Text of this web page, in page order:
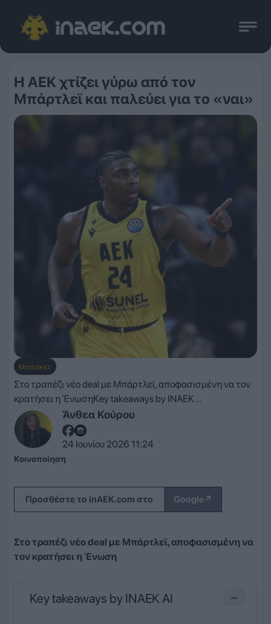
Η ΑΕΚ χτίζει γύρω από τον
Μπάρτλεϊ και παλεύει για το «ναι»
Μπάσκετ
Άνθεα Κούρου
24 Ιουνίου 2026 11:24
Στο τραπέζι νέο deal με Μπάρτλεϊ, αποφασισμένη να τον
κρατήσει η ΈνωσηKey takeaways by INAEK...
Κοινοποίηση
Προσθέστε το inAEK.com στο Google↗
Στο τραπέζι νέο deal με Μπάρτλεϊ, αποφασισμένη να
τον κρατήσει η Ένωση
Key takeaways by INAEK AI −